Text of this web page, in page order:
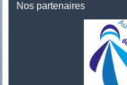
Nos partenaires